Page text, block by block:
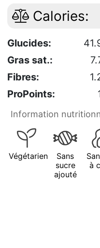
Calories:
Glucides:
Gras sat.:
Fibres:
ProPoints:
Information
Végétarien
Sans
sucre
ajouté
à